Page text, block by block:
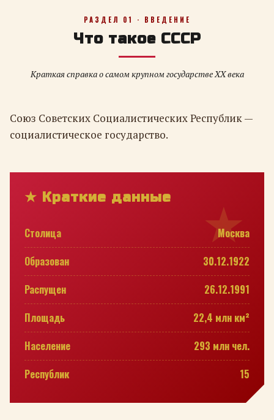
РАЗДЕЛ 01 · ВВЕДЕНИЕ
Что такое СССР
Краткая справка о самом крупном государстве XX века
Союз Советских Социалистических Республик —
социалистическое государство.
★ Краткие данные
Столица
Москва
Образован
30.12.1922
Распущен
26.12.1991
Площадь
22,4 млн км²
Население
293 млн чел.
Республик
15